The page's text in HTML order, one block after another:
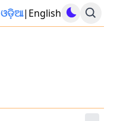
ଓଡ଼ିଆ| English